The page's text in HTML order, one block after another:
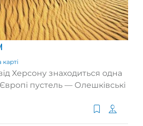
Херсону знаходиться одна
пустель — Олешківські